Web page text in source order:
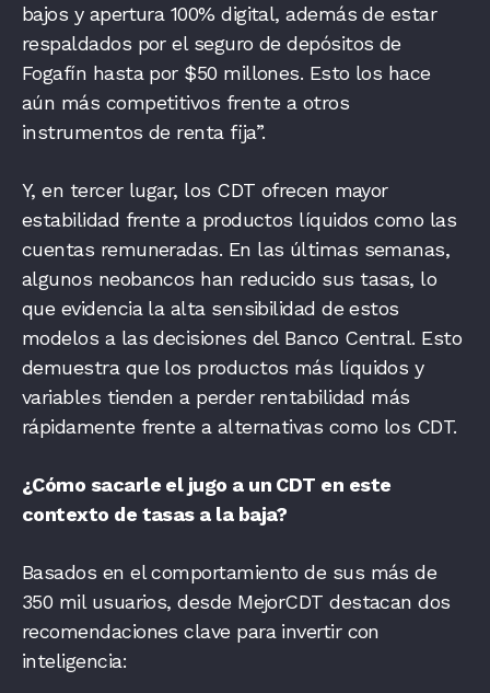
bajos y apertura 100% digital, además de estar
respaldados por el seguro de depósitos de
Fogafín hasta por $50 millones. Esto los hace
aún más competitivos frente a otros
instrumentos de renta fija”.
Y, en tercer lugar, los CDT ofrecen mayor
estabilidad frente a productos líquidos como las
cuentas remuneradas. En las últimas semanas,
algunos neobancos han reducido sus tasas, lo
que evidencia la alta sensibilidad de estos
modelos a las decisiones del Banco Central. Esto
demuestra que los productos más líquidos y
variables tienden a perder rentabilidad más
rápidamente frente a alternativas como los CDT.
¿Cómo sacarle el jugo a un CDT en este
contexto de tasas a la baja?
Basados en el comportamiento de sus más de
350 mil usuarios, desde MejorCDT destacan dos
recomendaciones clave para invertir con
inteligencia: